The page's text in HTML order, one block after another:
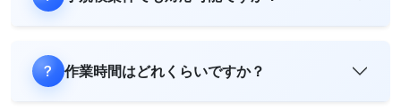
作業時間はどれくらいですか？